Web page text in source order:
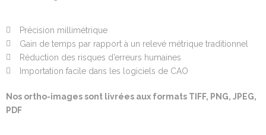
Précision millimétrique
Gain de temps par rapport à un relevé métrique traditionnel
Réduction des risques d’erreurs humaines
Importation facile dans les logiciels de CAO
Nos ortho-images sont livrées aux formats TIFF, PNG, JPEG,
PDF